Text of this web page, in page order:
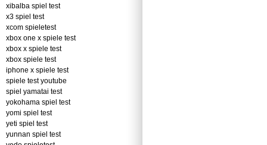
xibalba spiel test
x3 spiel test
xcom spieletest
xbox one x spiele test
xbox x spiele test
xbox spiele test
iphone x spiele test
spiele test youtube
spiel yamatai test
yokohama spiel test
yomi spiel test
yeti spiel test
yunnan spiel test